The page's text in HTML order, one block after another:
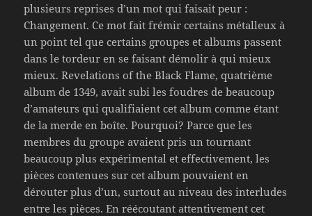
plusieurs reprises d’un mot qui faisait peur :
Changement. Ce mot fait frémir certains métalleux à
un point tel que certains groupes et albums passent
dans le tordeur en se faisant démolir à qui mieux
mieux. Revelations of the Black Flame, quatrième
album de 1349, avait subi les foudres de beaucoup
d’amateurs qui qualifiaient cet album comme étant
de la merde en boîte. Pourquoi? Parce que les
membres du groupe avaient pris un tournant
beaucoup plus expérimental et effectivement, les
pièces contenues sur cet album pouvaient en
dérouter plus d’un, surtout au niveau des interludes
entre les pièces. En réécoutant attentivement cet